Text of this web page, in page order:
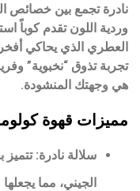
نادرة تجمع بين خصائص
وردية اللون تقدم كوباً
العطري الذي يحاكي أفخر
تجربة تذوق “نخبوية”
هي وجهتك المنشودة.
مميزات قهوة
سلالة نادرة: تتميز
الجيني، مما